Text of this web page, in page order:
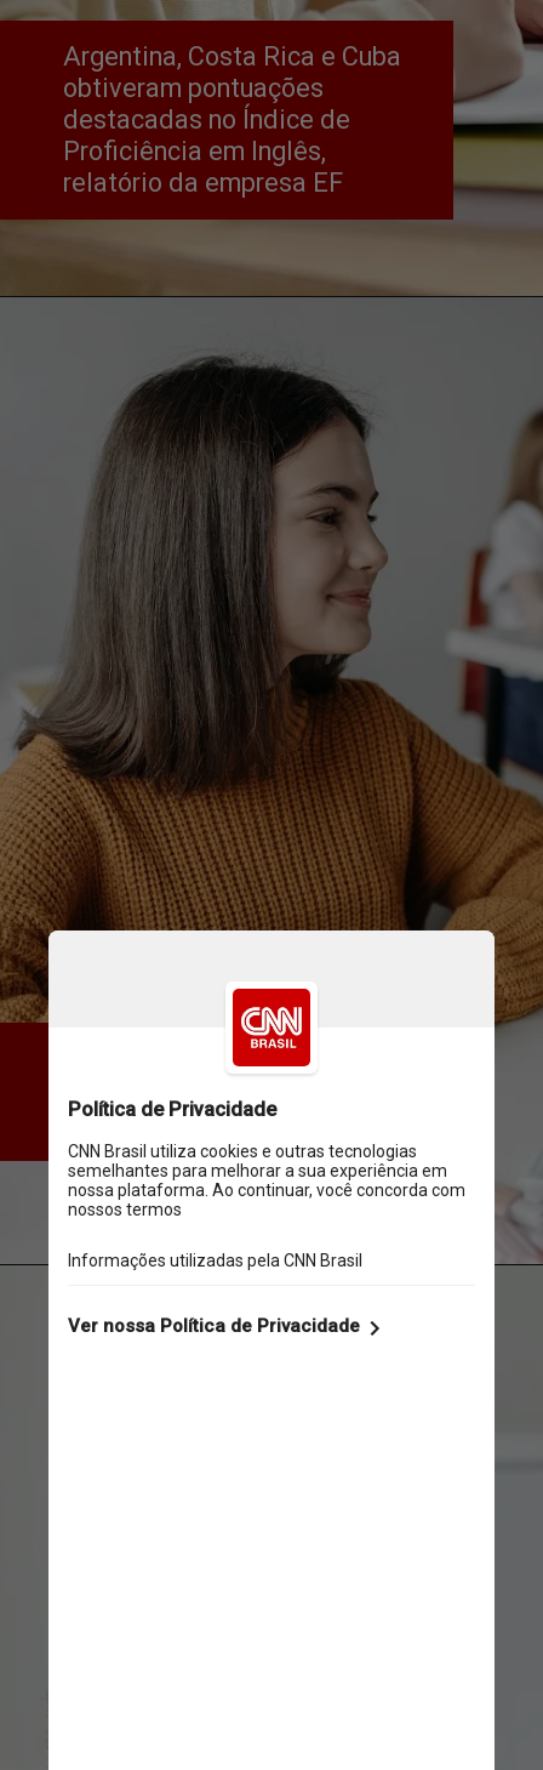
Argentina, Costa Rica e Cuba
obtiveram pontuações
destacadas no Índice de
Proficiência em Inglês,
relatório da empresa EF
O Brasil ocupa a 58ª posição
nível “moderado” do idioma
Pavel Danilyuk/Pexels
Andy Barbour/Pexels